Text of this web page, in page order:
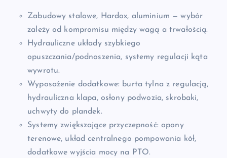
Zabudowy stalowe, Hardox, aluminium — wybór
zależy od kompromisu między wagą a trwałością.
Hydrauliczne układy szybkiego
opuszczania/podnoszenia, systemy regulacji kąta
wywrotu.
Wyposażenie dodatkowe: burta tylna z regulacją,
hydrauliczna klapa, osłony podwozia, skrobaki,
uchwyty do plandek.
Systemy zwiększające przyczepność: opony
terenowe, układ centralnego pompowania kół,
dodatkowe wyjścia mocy na PTO.